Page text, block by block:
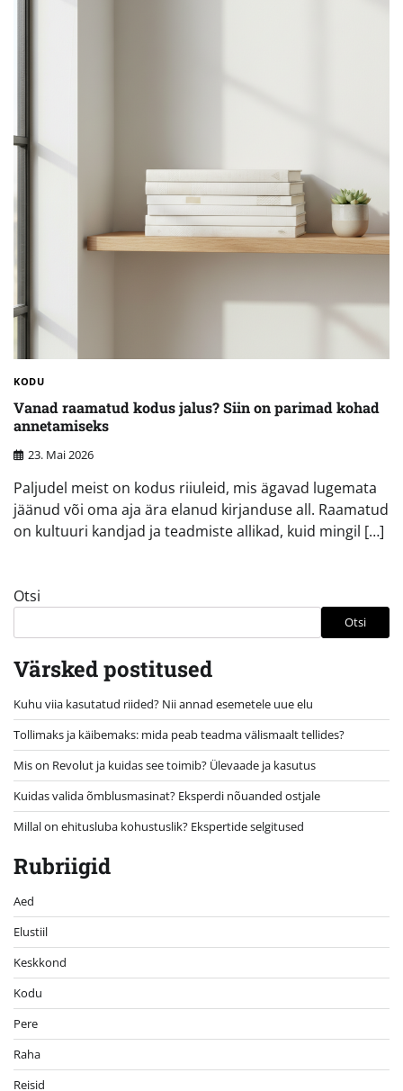
KODU
Vanad raamatud kodus jalus? Siin on parimad kohad
annetamiseks
23. Mai 2026
Paljudel meist on kodus riiuleid, mis ägavad lugemata
jäänud või oma aja ära elanud kirjanduse all. Raamatud
on kultuuri kandjad ja teadmiste allikad, kuid mingil […]
Otsi
Otsi
Värsked postitused
Kuhu viia kasutatud riided? Nii annad esemetele uue elu
Tollimaks ja käibemaks: mida peab teadma välismaalt tellides?
Mis on Revolut ja kuidas see toimib? Ülevaade ja kasutus
Kuidas valida õmblusmasinat? Eksperdi nõuanded ostjale
Millal on ehitusluba kohustuslik? Ekspertide selgitused
Rubriigid
Aed
Elustiil
Keskkond
Kodu
Pere
Raha
Reisid